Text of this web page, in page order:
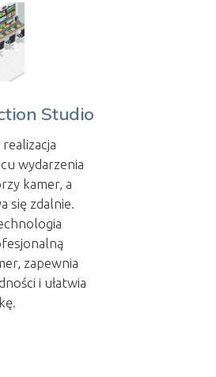
Studio
wydarzenia
kamer, a
się zdalnie.
zapewnia
i ułatwia